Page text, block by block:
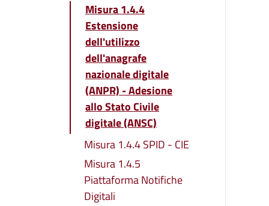
Misura 1.4.4
Estensione
dell'utilizzo
dell'anagrafe
nazionale digitale
(ANPR) - Adesione
allo Stato Civile
digitale (ANSC)
Misura 1.4.4 SPID - CIE
Misura 1.4.5
Piattaforma Notifiche
Digitali